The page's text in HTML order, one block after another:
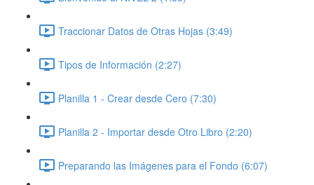
Traccionar Datos de Otras Hojas (3:49)
Tipos de Información (2:27)
Planilla 1 - Crear desde Cero (7:30)
Planilla 2 - Importar desde Otro Libro (2:20)
Preparando las Imágenes para el Fondo (6:07)